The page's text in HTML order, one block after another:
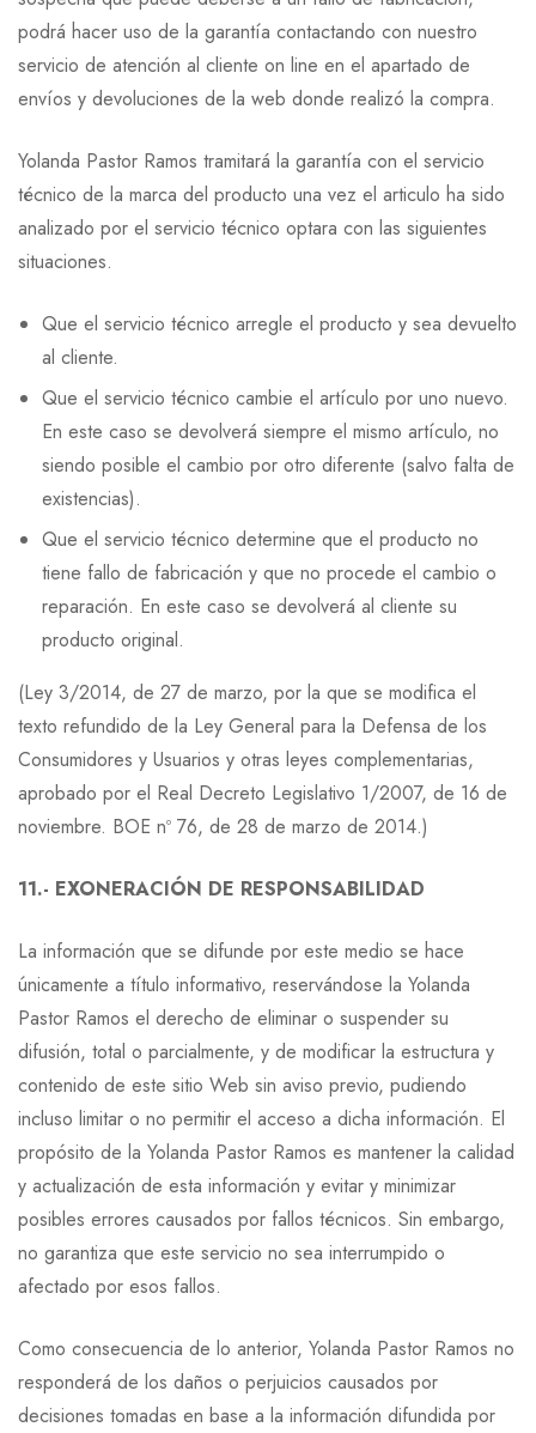
podrá hacer uso de la garantía contactando con nuestro
servicio de atención al cliente on line en el apartado de
envíos y devoluciones de la web donde realizó la compra.
Yolanda Pastor Ramos tramitará la garantía con el servicio
técnico de la marca del producto una vez el articulo ha sido
analizado por el servicio técnico optara con las siguientes
situaciones.
Que el servicio técnico arregle el producto y sea devuelto
al cliente.
Que el servicio técnico cambie el artículo por uno nuevo.
En este caso se devolverá siempre el mismo artículo, no
siendo posible el cambio por otro diferente (salvo falta de
existencias).
Que el servicio técnico determine que el producto no
tiene fallo de fabricación y que no procede el cambio o
reparación. En este caso se devolverá al cliente su
producto original.
(Ley 3/2014, de 27 de marzo, por la que se modifica el
texto refundido de la Ley General para la Defensa de los
Consumidores y Usuarios y otras leyes complementarias,
aprobado por el Real Decreto Legislativo 1/2007, de 16 de
noviembre. BOE nº 76, de 28 de marzo de 2014.)
11.- EXONERACIÓN DE RESPONSABILIDAD
La información que se difunde por este medio se hace
únicamente a título informativo, reservándose la Yolanda
Pastor Ramos el derecho de eliminar o suspender su
difusión, total o parcialmente, y de modificar la estructura y
contenido de este sitio Web sin aviso previo, pudiendo
incluso limitar o no permitir el acceso a dicha información. El
propósito de la Yolanda Pastor Ramos es mantener la calidad
y actualización de esta información y evitar y minimizar
posibles errores causados por fallos técnicos. Sin embargo,
no garantiza que este servicio no sea interrumpido o
afectado por esos fallos.
Como consecuencia de lo anterior, Yolanda Pastor Ramos no
responderá de los daños o perjuicios causados por
decisiones tomadas en base a la información difundida por